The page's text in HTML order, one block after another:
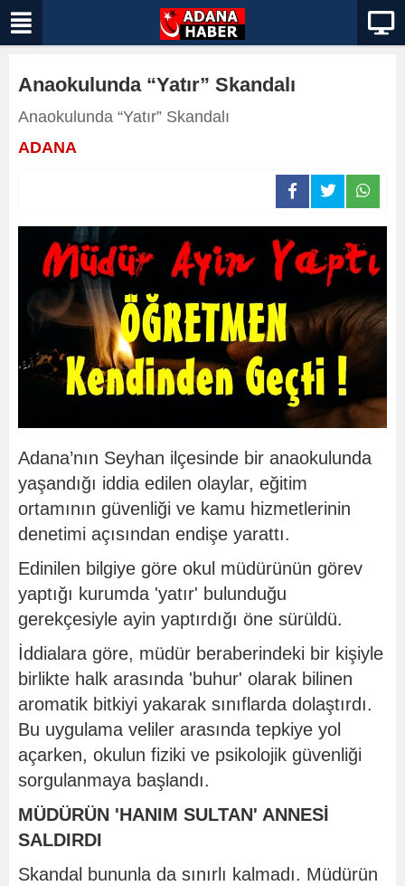
Anaokulunda “Yatır” Skandalı
Anaokulunda “Yatır” Skandalı
ADANA
Adana’nın Seyhan ilçesinde bir anaokulunda
yaşandığı iddia edilen olaylar, eğitim
ortamının güvenliği ve kamu hizmetlerinin
denetimi açısından endişe yarattı.
Edinilen bilgiye göre okul müdürünün görev
yaptığı kurumda 'yatır' bulunduğu
gerekçesiyle ayin yaptırdığı öne sürüldü.
İddialara göre, müdür beraberindeki bir kişiyle
birlikte halk arasında 'buhur' olarak bilinen
aromatik bitkiyi yakarak sınıflarda dolaştırdı.
Bu uygulama veliler arasında tepkiye yol
açarken, okulun fiziki ve psikolojik güvenliği
sorgulanmaya başlandı.
MÜDÜRÜN 'HANIM SULTAN' ANNESİ
SALDIRDI
Skandal bununla da sınırlı kalmadı. Müdürün